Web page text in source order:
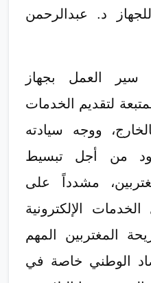
للجهاز د. عبدالرحمن
سير العمل بجهاز
لتقديم الخدمات
ووجه سيادته
من أجل تبسيط
مشدداً على
الإلكترونية
المغتربين المهم
الوطني خاصة في